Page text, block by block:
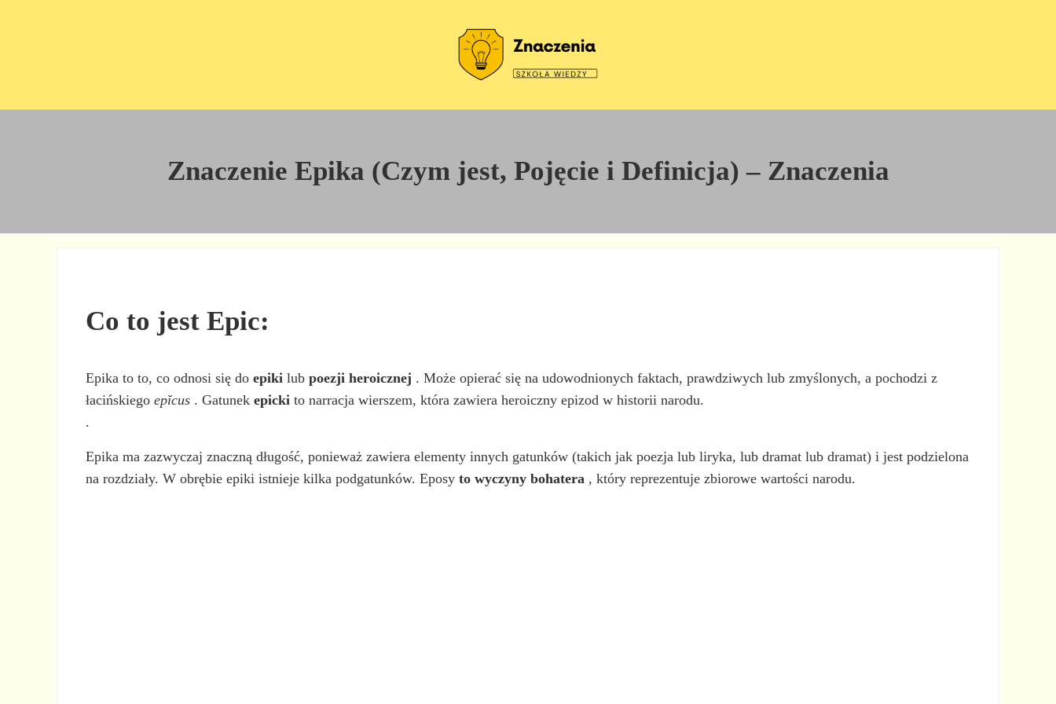
Znaczenie Epika (Czym jest, Pojęcie i Definicja) – Znaczenia
Co to jest Epic:
Epika to to, co odnosi się doepiki lubpoezji heroicznej . Może opierać się na udowodnionych faktach, prawdziwych lub zmyślonych, a pochodzi z
łacińskiegoepĭcus . Gatunekepicki to narracja wierszem, która zawiera heroiczny epizod w historii narodu.
.
Epika ma zazwyczaj znaczną długość, ponieważ zawiera elementy innych gatunków (takich jak poezja lub liryka, lub dramat lub dramat) i jest podzielona
na rozdziały. W obrębie epiki istnieje kilka podgatunków. Eposyto wyczyny bohatera , który reprezentuje zbiorowe wartości narodu.